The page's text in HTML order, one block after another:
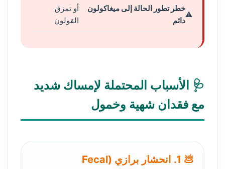
خطر تطور الحالة إلى ميغاكولون
دائم
أو تمزق
القولون
🩺 الأسباب المحتملة لإمساك شديد
مع فقدان شهية وخمول
💩 1. انحشار برازي (Fecal